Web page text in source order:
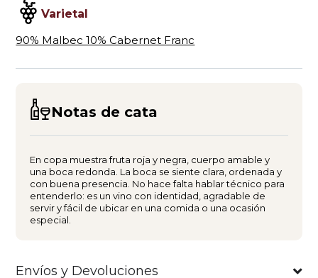
Varietal
90% Malbec 10% Cabernet Franc
Envíos y Devoluciones
Notas de cata
En copa muestra fruta roja y negra, cuerpo amable y
una boca redonda. La boca se siente clara, ordenada y
con buena presencia. No hace falta hablar técnico para
entenderlo: es un vino con identidad, agradable de
servir y fácil de ubicar en una comida o una ocasión
especial.